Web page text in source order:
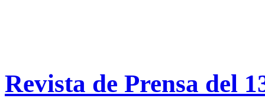
Revista de Prensa del